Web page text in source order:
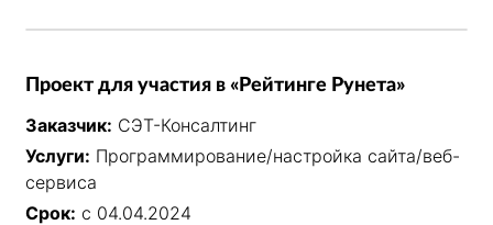
Проект для участия в «Рейтинге Рунета»
Заказчик: СЭТ-Консалтинг
Услуги: Программирование/настройка сайта/веб-
сервиса
Срок: с 04.04.2024